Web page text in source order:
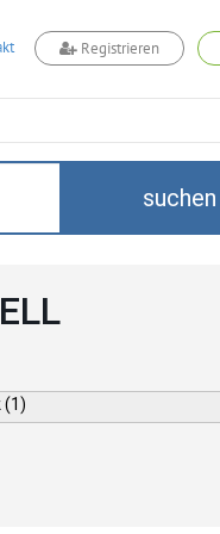
Registrieren
suchen
(1)